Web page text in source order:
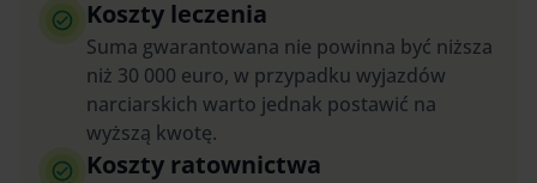
Koszty leczenia
Suma gwarantowana nie powinna być niższa
niż 30 000 euro, w przypadku wyjazdów
narciarskich warto jednak postawić na
wyższą kwotę.
Koszty ratownictwa